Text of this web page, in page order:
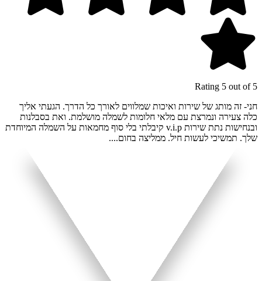
Rating 5 out of 5
חני- זה מותג של שירות ואיכות שמלווים לאורך כל הדרך. הגעתי אליך
כלה צעירה ונמרצת עם מלאי חלומות לשמלה מושלמת. ואת בסבלנות
ובנחישות נתת שירות v.i.p קיבלתי בלי סוף מחמאות על השמלה המיוחדת
שלך. תמשיכי לעשות חיל. ממליצה בחום....